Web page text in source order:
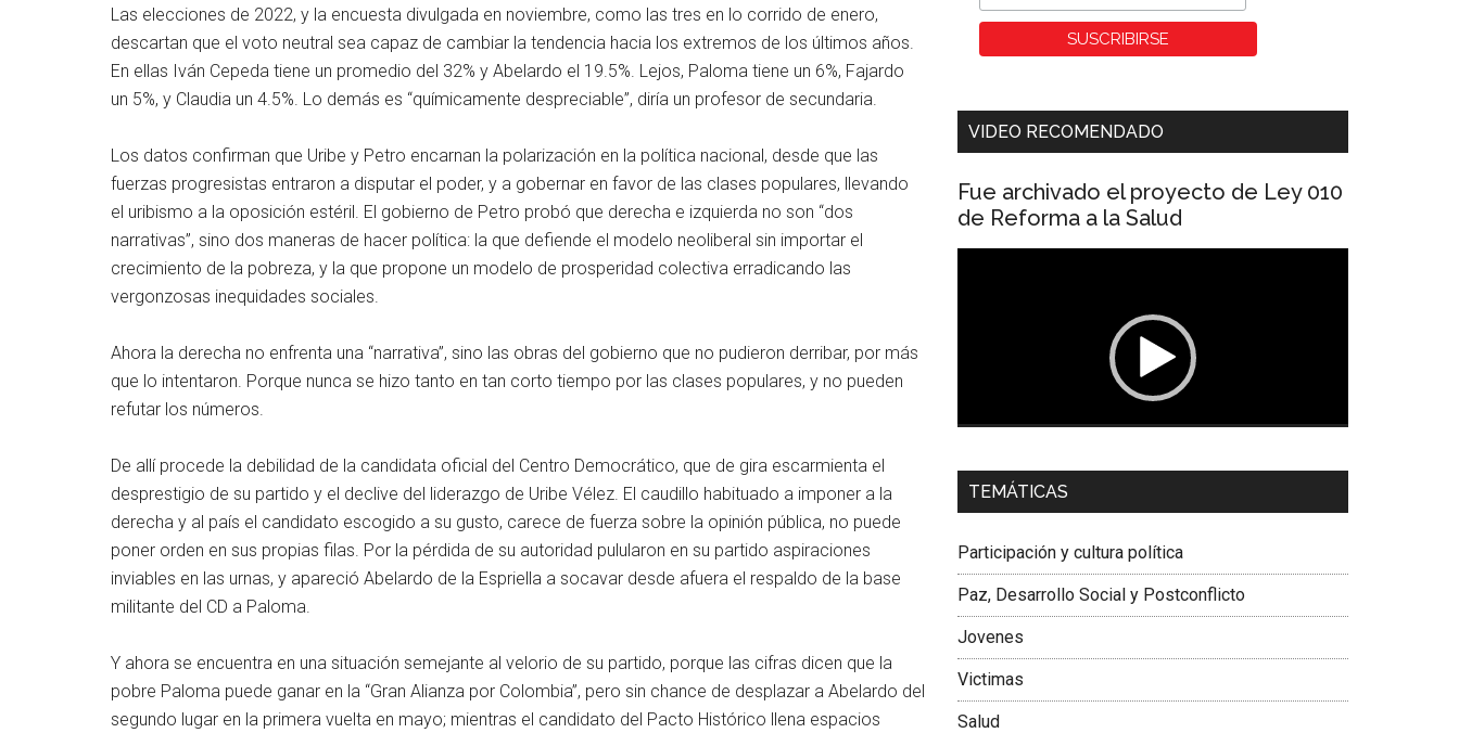
Las elecciones de 2022, y la encuesta divulgada en noviembre, como las tres en lo corrido de enero,
descartan que el voto neutral sea capaz de cambiar la tendencia hacia los extremos de los últimos años.
En ellas Iván Cepeda tiene un promedio del 32% y Abelardo el 19.5%. Lejos, Paloma tiene un 6%, Fajardo
un 5%, y Claudia un 4.5%. Lo demás es “químicamente despreciable”, diría un profesor de secundaria.
Los datos confirman que Uribe y Petro encarnan la polarización en la política nacional, desde que las
fuerzas progresistas entraron a disputar el poder, y a gobernar en favor de las clases populares, llevando
el uribismo a la oposición estéril. El gobierno de Petro probó que derecha e izquierda no son “dos
narrativas”, sino dos maneras de hacer política: la que defiende el modelo neoliberal sin importar el
crecimiento de la pobreza, y la que propone un modelo de prosperidad colectiva erradicando las
vergonzosas inequidades sociales.
Ahora la derecha no enfrenta una “narrativa”, sino las obras del gobierno que no pudieron derribar, por más
que lo intentaron. Porque nunca se hizo tanto en tan corto tiempo por las clases populares, y no pueden
refutar los números.
De allí procede la debilidad de la candidata oficial del Centro Democrático, que de gira escarmienta el
desprestigio de su partido y el declive del liderazgo de Uribe Vélez. El caudillo habituado a imponer a la
derecha y al país el candidato escogido a su gusto, carece de fuerza sobre la opinión pública, no puede
poner orden en sus propias filas. Por la pérdida de su autoridad pulularon en su partido aspiraciones
inviables en las urnas, y apareció Abelardo de la Espriella a socavar desde afuera el respaldo de la base
militante del CD a Paloma.
Y ahora se encuentra en una situación semejante al velorio de su partido, porque las cifras dicen que la
pobre Paloma puede ganar en la “Gran Alianza por Colombia”, pero sin chance de desplazar a Abelardo del
segundo lugar en la primera vuelta en mayo; mientras el candidato del Pacto Histórico llena espacios
VIDEO RECOMENDADO
Fue archivado el proyecto de Ley 010
de Reforma a la Salud
Dra. Carolina Corcho Mejía,
Latinoamericana Sur, Vicepresidenta Federación
TEMÁTICAS
Participación y cultura política
Paz, Desarrollo Social y Postconflicto
Jovenes
Victimas
Salud